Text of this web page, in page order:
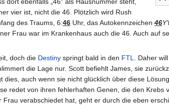
dort ebenfalls „46“ als Hausnummer steht,
vier ist, nicht die 46. Plötzlich wird Rush
des Traums, 6:46 Uhr, das Autokennzeichen 46
Frau war im Krankenhaus auch die 46. Auch auf
doch die Destinyspringt bald in den FTL. Daher
die Lage nur. Scott befiehlt James, sie
auch wenn sie nicht glücklich über diese
redet von ihren fehlerhaften Genen, die den Krebs
verabschiedet hat, geht er durch die eben